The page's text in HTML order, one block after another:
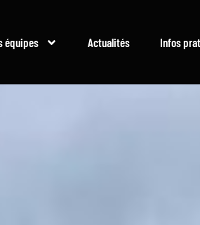
équipes Actualités Infos